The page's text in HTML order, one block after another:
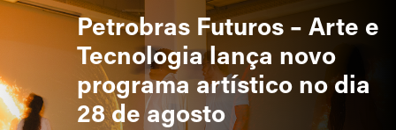
Petrobras Futuros – Arte e
Tecnologia lança novo
programa artístico no dia
28 de agosto